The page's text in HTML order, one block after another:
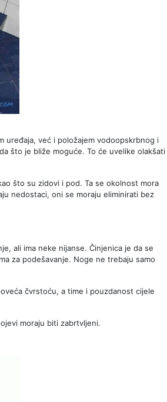
uređaja, već i položajem vodoopskrbnog i
što je bliže moguće. To će uvelike olakšati
što su zidovi i pod. Ta se okolnost mora
nedostaci, oni se moraju eliminirati bez
ali ima neke nijanse. Činjenica je da se
za podešavanje. Noge ne trebaju samo
čvrstoću, a time i pouzdanost cijele
moraju biti zabrtvljeni.